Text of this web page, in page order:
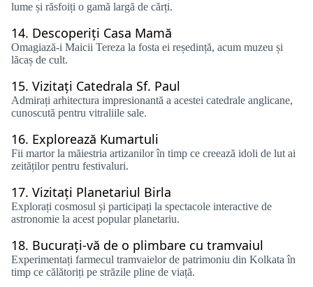
lume și răsfoiți o gamă largă de cărți.
14. Descoperiți Casa Mamă
Omagiază-i Maicii Tereza la fosta ei reședință, acum muzeu și
lăcaș de cult.
15. Vizitați Catedrala Sf. Paul
Admirați arhitectura impresionantă a acestei catedrale anglicane,
cunoscută pentru vitraliile sale.
16. Explorează Kumartuli
Fii martor la măiestria artizanilor în timp ce creează idoli de lut ai
zeităților pentru festivaluri.
17. Vizitați Planetariul Birla
Explorați cosmosul și participați la spectacole interactive de
astronomie la acest popular planetariu.
18. Bucurați-vă de o plimbare cu tramvaiul
Experimentați farmecul tramvaielor de patrimoniu din Kolkata în
timp ce călătoriți pe străzile pline de viață.